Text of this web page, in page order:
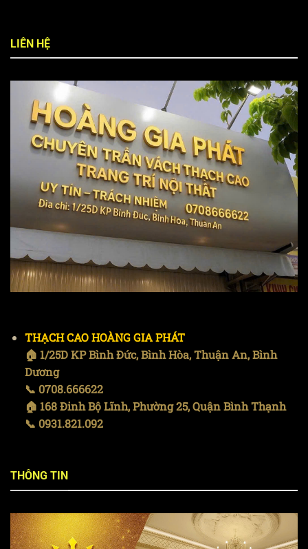
LIÊN HỆ
THẠCH CAO HOÀNG GIA PHÁT
🏠 1/25D KP Bình Đức, Bình Hòa, Thuận An, Bình
Dương
📞 0708.666622
🏠 168 Đinh Bộ Lĩnh, Phường 25, Quận Bình Thạnh
📞 0931.821.092
THÔNG TIN